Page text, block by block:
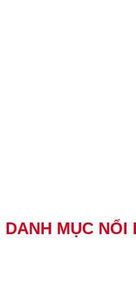
DANH MỤC NỔI